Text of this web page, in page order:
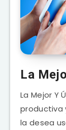
La
La Mejor Y
productiva
la desea